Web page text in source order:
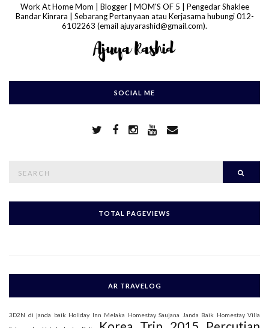
Work At Home Mom | Blogger | MOM'S OF 5 | Pengedar Shaklee
Bandar Kinrara | Sebarang Pertanyaan atau Kerjasama hubungi 012-
6102263 (email ajuyarashid@gmail.com).
SOCIAL ME
c
f
TOTAL PAGEVIEWS
AR TRAVELOG
3D2N di janda baik Holiday Inn Melaka Homestay Saujana Janda Baik Homestay Villa